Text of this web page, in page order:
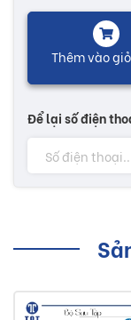
Thêm vào
Để lại số điện